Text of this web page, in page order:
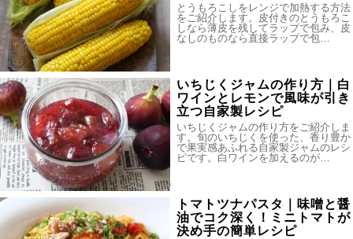
とうもろこしをレンジで加熱する方法
をご紹介します。皮付きのとうもろこ
しなら薄皮を残してラップで包み、皮
なしのものなら直接ラップで包…
いちじくジャムの作り方｜白
ワインとレモンで風味が引き
立つ自家製レシピ
いちじくジャムの作り方をご紹介しま
す。旬のいちじくを使った、香り豊か
で果実感あふれる自家製ジャムのレシ
ピです。白ワインを加えるのが…
トマトツナパスタ｜味噌と醤
油でコク深く！ミニトマトが
決め手の簡単レシピ